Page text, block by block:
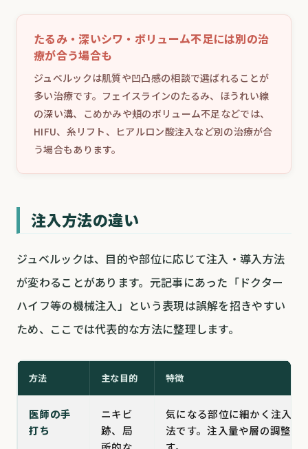
たるみ・深いシワ・ボリューム不足には別の治
療が合う場合も
ジュベルックは肌質や凹凸感の相談で選ばれることが
多い治療です。フェイスラインのたるみ、ほうれい線
の深い溝、こめかみや頬のボリューム不足などでは、
HIFU、糸リフト、ヒアルロン酸注入など別の治療が合
う場合もあります。
注入方法の違い
ジュベルックは、目的や部位に応じて注入・導入方法
が変わることがあります。元記事にあった「ドクター
ハイフ等の機械注入」という表現は誤解を招きやすい
ため、ここでは代表的な方法に整理します。
方法 主な目的 特徴
医師の手
打ち
ニキビ
跡、局
気になる部位に細かく注入し
法です。注入量や層の調整が